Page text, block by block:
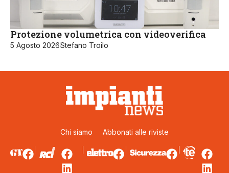
Protezione volumetrica con videoverifica
5 Agosto 2026Stefano Troilo
Chi siamo Abbonati alle riviste